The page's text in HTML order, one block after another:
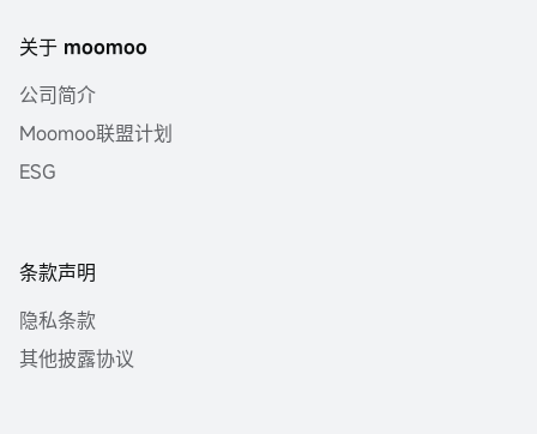
关于 moomoo
公司简介
Moomoo联盟计划
ESG
条款声明
隐私条款
其他披露协议